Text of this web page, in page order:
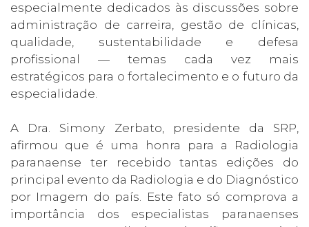
especialmente dedicados às discussões sobre
administração de carreira, gestão de clínicas,
qualidade, sustentabilidade e defesa
profissional — temas cada vez mais
estratégicos para o fortalecimento e o futuro da
especialidade.
A Dra. Simony Zerbato, presidente da SRP,
afirmou que é uma honra para a Radiologia
paranaense ter recebido tantas edições do
principal evento da Radiologia e do Diagnóstico
por Imagem do país. Este fato só comprova a
importância dos especialistas paranaenses